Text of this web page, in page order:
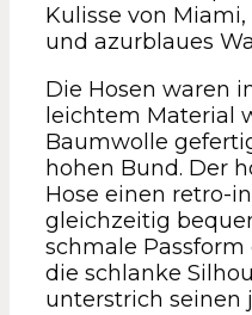
Kulisse von
und azurblaues
Die Hosen waren
leichtem Material
Baumwolle
hohen Bund. Der
Hose einen retro-
gleichzeitig
schmale
die schlanke
unterstrich seinen